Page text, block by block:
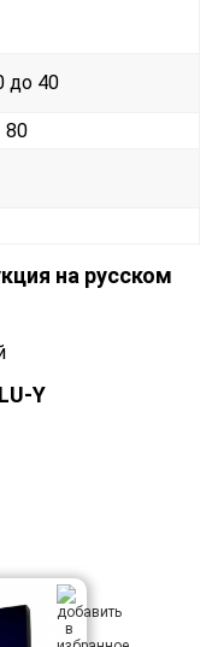
до 40
80
на русском
Y